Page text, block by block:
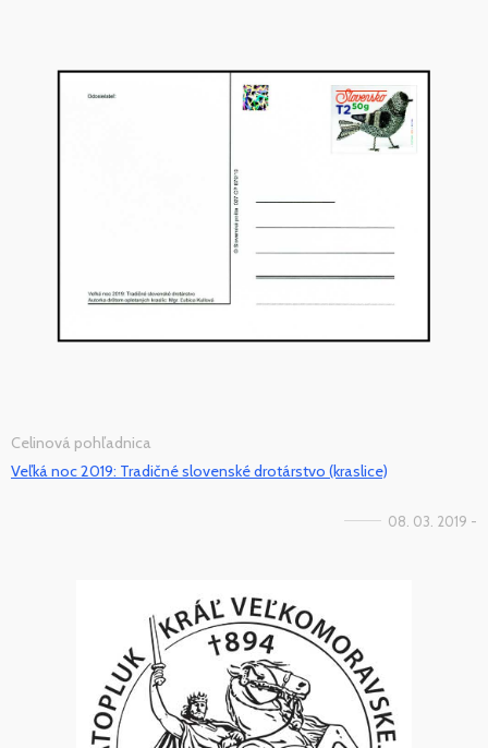
Celinová pohľadnica
Veľká noc 2019: Tradičné slovenské drotárstvo (kraslice)
08. 03. 2019 -